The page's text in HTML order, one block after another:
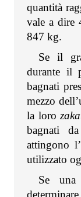
quantità
vale a dire
847 kg.
Se il
durante il
bagnati
mezzo
la loro
bagnati
attingono
utilizzato
Se